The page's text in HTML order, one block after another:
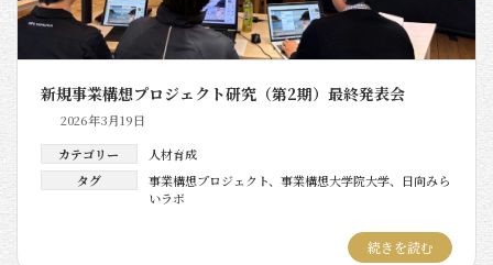
新規事業構想プロジェクト研究（第2期）最終発表会
2026年3月19日
カテゴリー
人材育成
タグ
事業構想プロジェクト、 事業構想大学院大学、
日向みら
いラボ
続きを読む